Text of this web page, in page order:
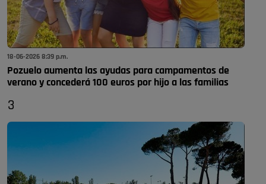
18-06-2026 8:39 p.m.
Pozuelo aumenta las ayudas para campamentos de
verano y concederá 100 euros por hijo a las familias
3